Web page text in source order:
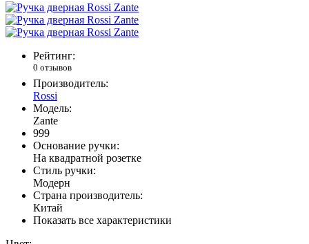
Рейтинг:
0 отзывов
Производитель:
Rossi
Модель:
Zante
999
Основание ручки:
На квадратной розетке
Стиль ручки:
Модерн
Страна производитель:
Китай
Показать все характеристики